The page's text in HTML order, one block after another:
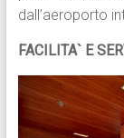
dall’aeroporto
FACILITA` E